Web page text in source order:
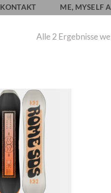
KONTAKT ME, MYSELF
Alle 2 Ergebnisse